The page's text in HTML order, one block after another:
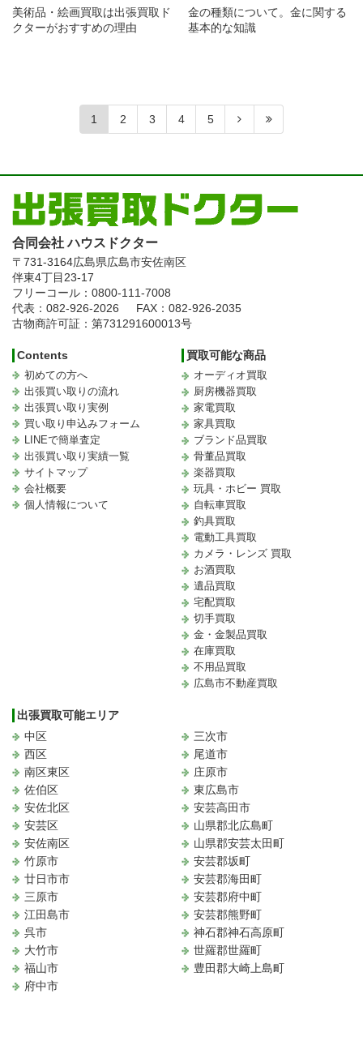
美術品・絵画買取は出張買取ド
クターがおすすめの理由
金の種類について。金に関する
基本的な知識
1 2 3 4 5
合同会社 ハウスドクター
〒731-3164広島県広島市安佐南区
伴東4丁目23-17
フリーコール：0800-111-7008
代表：082-926-2026
FAX：082-926-2035
古物商許可証：第731291600013号
Contents
初めての方へ
出張買い取りの流れ
出張買い取り実例
買い取り申込みフォーム
LINEで簡単査定
出張買い取り実績一覧
サイトマップ
会社概要
個人情報について
買取可能な商品
オーディオ買取
厨房機器買取
家電買取
家具買取
ブランド品買取
骨董品買取
楽器買取
玩具・ホビー 買取
自転車買取
釣具買取
電動工具買取
カメラ・レンズ 買取
お酒買取
遺品買取
宅配買取
切手買取
金・金製品買取
在庫買取
不用品買取
広島市不動産買取
出張買取可能エリア
中区
西区
南区東区
佐伯区
安佐北区
安芸区
安佐南区
竹原市
廿日市市
三原市
江田島市
呉市
大竹市
福山市
府中市
三次市
尾道市
庄原市
東広島市
安芸高田市
山県郡北広島町
山県郡安芸太田町
安芸郡坂町
安芸郡海田町
安芸郡府中町
安芸郡熊野町
神石郡神石高原町
世羅郡世羅町
豊田郡大崎上島町